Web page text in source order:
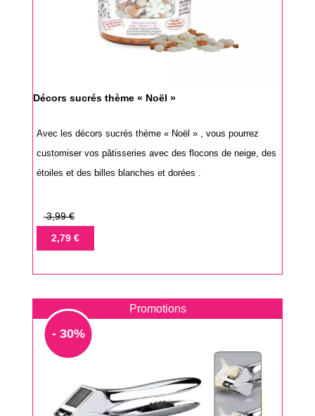
Décors sucrés thème « Noël »
Avec les décors sucrés thème « Noël » , vous pourrez
customiser vos pâtisseries avec des flocons de neige, des
étoiles et des billes blanches et dorées .
Prix
base
3,99 €
Prix2,79 €
Promotions
- 30%